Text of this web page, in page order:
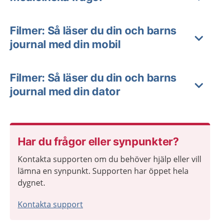
Filmer: Så läser du din och barns
journal med din mobil
Filmer: Så läser du din och barns
journal med din dator
Har du frågor eller synpunkter?
Kontakta supporten om du behöver hjälp eller vill
lämna en synpunkt. Supporten har öppet hela
dygnet.
Kontakta support